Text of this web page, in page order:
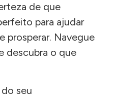
de que
para ajudar
prosperar. Navegue
descubra o que
seu